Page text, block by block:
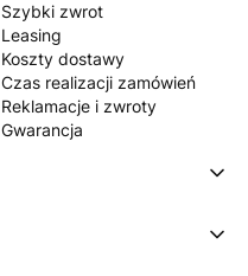
Szybki zwrot
Leasing
Koszty dostawy
Czas realizacji zamówień
Reklamacje i zwroty
Gwarancja